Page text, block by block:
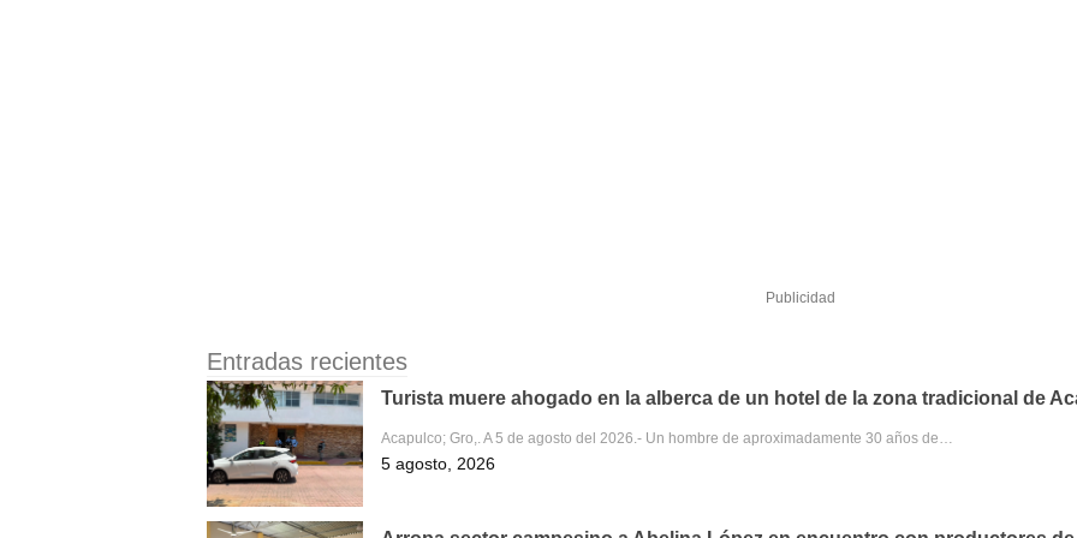
Publicidad
Entradas recientes
Turista muere ahogado en la alberca de un hotel de la zona tradicional de
Acapulco; Gro,. A 5 de agosto del 2026.- Un hombre de aproximadamente 30 años de…
5 agosto, 2026